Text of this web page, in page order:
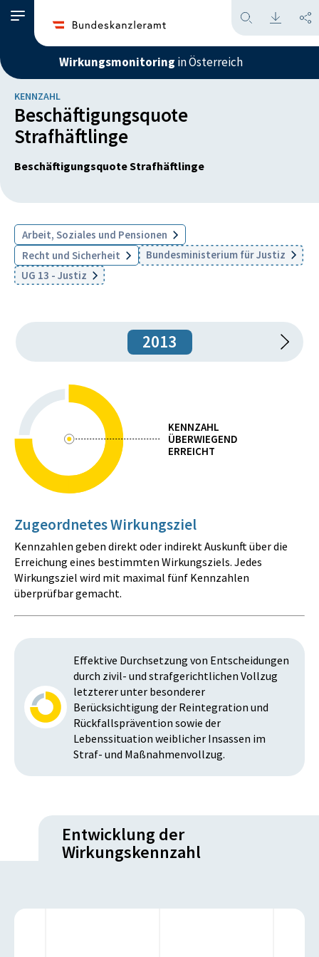
Wirkungsmonitoring in Österreich
KENNZAHL
Beschäftigungsquote
Strafhäftlinge
Beschäftigungsquote Strafhäftlinge
Arbeit, Soziales und Pensionen
Recht und Sicherheit
Bundesministerium für Justiz
UG 13 - Justiz
2013
KENNZAHL
ÜBERWIEGEND
ERREICHT
Zugeordnetes Wirkungsziel
Kennzahlen geben direkt oder indirekt Auskunft über die
Erreichung eines bestimmten Wirkungsziels. Jedes
Wirkungsziel wird mit maximal fünf Kennzahlen
überprüfbar gemacht.
Effektive Durchsetzung von Entscheidungen
durch zivil- und strafgerichtlichen Vollzug
letzterer unter besonderer
Berücksichtigung der Reintegration und
Rückfallsprävention sowie der
Lebenssituation weiblicher Insassen im
Straf- und Maßnahmenvollzug.
Entwicklung der
Wirkungskennzahl